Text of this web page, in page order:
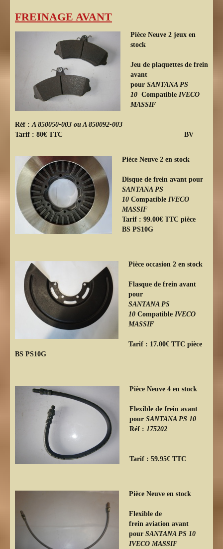
FREINAGE AVANT
Pièce Neuve 2 jeux en
stock
Jeu de plaquettes de frein
avant
pour SANTANA PS
10 Compatible IVECO
MASSIF
Réf : A 850050-003 ou A 850092-003
Tarif : 80€ TTC BV
Pièce Neuve 2 en stock
Disque de frein avant pour
SANTANA PS
10 Compatible IVECO
MASSIF
Tarif : 99.00€ TTC pièce
BS PS10G
Pièce occasion 2 en stock
Flasque de frein avant
pour
SANTANA PS
10 Compatible IVECO
MASSIF
Tarif : 17.00€ TTC pièce
BS PS10G
Pièce Neuve 4 en stock
Flexible de frein avant
pour SANTANA PS 10
Réf : 175202
Tarif : 59.95€ TTC
Pièce Neuve en stock
Flexible de
frein aviation avant
pour SANTANA PS 10
IVECO MASSIF